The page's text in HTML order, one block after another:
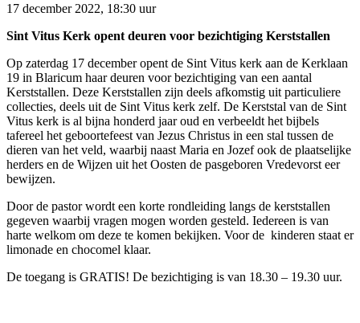
17 december 2022, 18:30 uur
Sint Vitus Kerk opent deuren voor bezichtiging Kerststallen
Op zaterdag 17 december opent de Sint Vitus kerk aan de Kerklaan
19 in Blaricum haar deuren voor bezichtiging van een aantal
Kerststallen. Deze Kerststallen zijn deels afkomstig uit particuliere
collecties, deels uit de Sint Vitus kerk zelf. De Kerststal van de Sint
Vitus kerk is al bijna honderd jaar oud en verbeeldt het bijbels
tafereel het geboortefeest van Jezus Christus in een stal tussen de
dieren van het veld, waarbij naast Maria en Jozef ook de plaatselijke
herders en de Wijzen uit het Oosten de pasgeboren Vredevorst eer
bewijzen.
Door de pastor wordt een korte rondleiding langs de kerststallen
gegeven waarbij vragen mogen worden gesteld. Iedereen is van
harte welkom om deze te komen bekijken. Voor de kinderen staat er
limonade en chocomel klaar.
De toegang is GRATIS! De bezichtiging is van 18.30 – 19.30 uur.